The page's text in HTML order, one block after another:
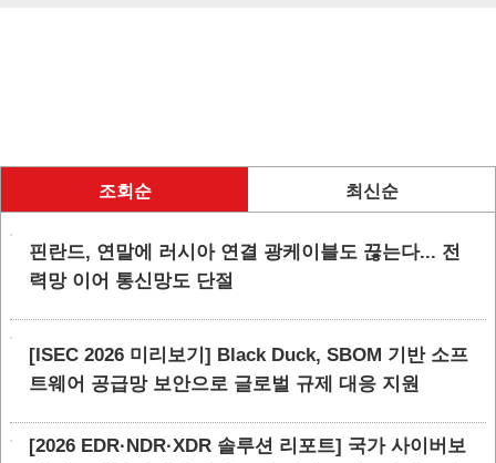
조회순 최신순
핀란드, 연말에 러시아 연결 광케이블도 끊는다... 전
력망 이어 통신망도 단절
[ISEC 2026 미리보기] Black Duck, SBOM 기반 소프
트웨어 공급망 보안으로 글로벌 규제 대응 지원
[2026 EDR·NDR·XDR 솔루션 리포트] 국가 사이버보